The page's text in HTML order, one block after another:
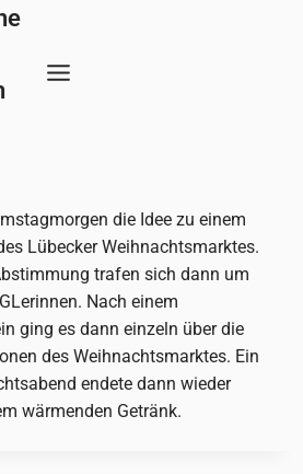
die Idee zu einem
Lübecker Weihnachtsmarktes.
trafen sich dann um
Nach einem
ging es dann einzeln über die
des Weihnachtsmarktes. Ein
endete dann wieder
wärmenden Getränk.